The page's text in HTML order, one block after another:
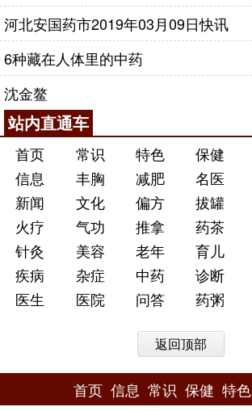
河北安国药市2019年03月09日快讯
6种藏在人体里的中药
沈金鳌
站内直通车
首页 常识 特色 保健
信息
丰胸 减肥 名医
新闻
文化 偏方 拔罐
火疗
气功 推拿 药茶
针灸
美容 老年 育儿
疾病
杂症 中药 诊断
医生
医院 问答 药粥
返回顶部
首页 信息 常识 保健 特色